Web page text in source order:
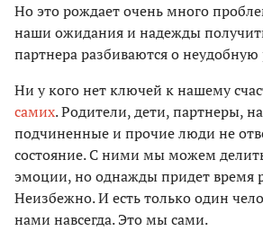
Но это рождает очень много
наши ожидания и надежды
партнера разбиваются о неудобную
Ни у кого нет ключей к нашему
самих. Родители, дети, партнеры,
подчиненные и прочие люди не
состояние. С ними мы можем
эмоции, но однажды придет время
Неизбежно. И есть только один
нами навсегда. Это мы сами.